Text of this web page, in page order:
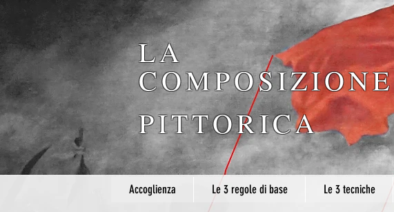
LA
COMPOSIZIONE
PITTORICA
Accoglienza Le 3 regole di base Le 3 tecniche